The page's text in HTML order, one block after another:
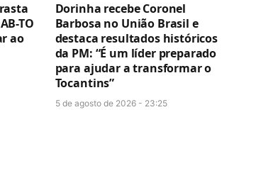
TO
ao
Dorinha recebe Coronel
Barbosa no União Brasil e
destaca resultados históricos
da PM: “É um líder preparado
para ajudar a transformar o
Tocantins”
5 de agosto de 2026 - 23:25